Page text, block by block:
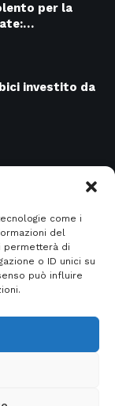
come i
del
permetterà di
o ID unici su
può influire
per la
investito da
e Provincia 4129
by